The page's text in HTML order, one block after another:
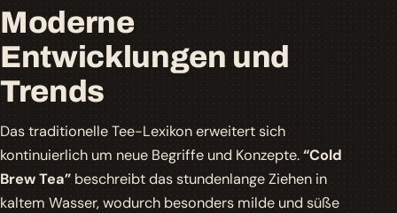
Moderne
Entwicklungen und
Trends
Das traditionelle Tee-Lexikon erweitert sich
kontinuierlich um neue Begriffe und Konzepte.“Cold
Brew Tea”beschreibt das stundenlange Ziehen in
kaltem Wasser, wodurch besonders milde und süße